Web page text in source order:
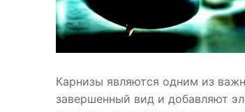
Карнизы являются одним из
завершенный вид и добавляют